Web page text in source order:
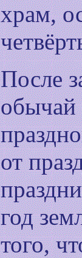
храм,
После
обычай
от
год
того,